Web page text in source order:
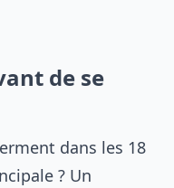
de se
dans les 18
? Un